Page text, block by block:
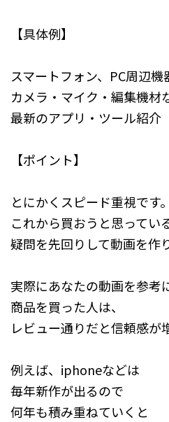
【具体例】
スマートフォン、PC周辺
カメラ・マイク・編集機材
最新のアプリ・ツール紹介
【ポイント】
とにかくスピード重視です。
これから買おうと思ってい
疑問を先回りして動画を作
実際にあなたの動画を参考
商品を買った人は、
レビュー通りだと信頼感が
例えば、iphoneなどは
毎年新作が出るので
何年も積み重ねていくと